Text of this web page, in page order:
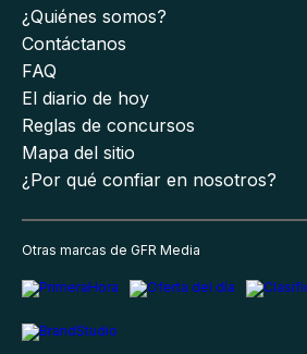
¿Quiénes somos?
Contáctanos
FAQ
El diario de hoy
Reglas de concursos
Mapa del sitio
¿Por qué confiar en nosotros?
Otras marcas de GFR Media